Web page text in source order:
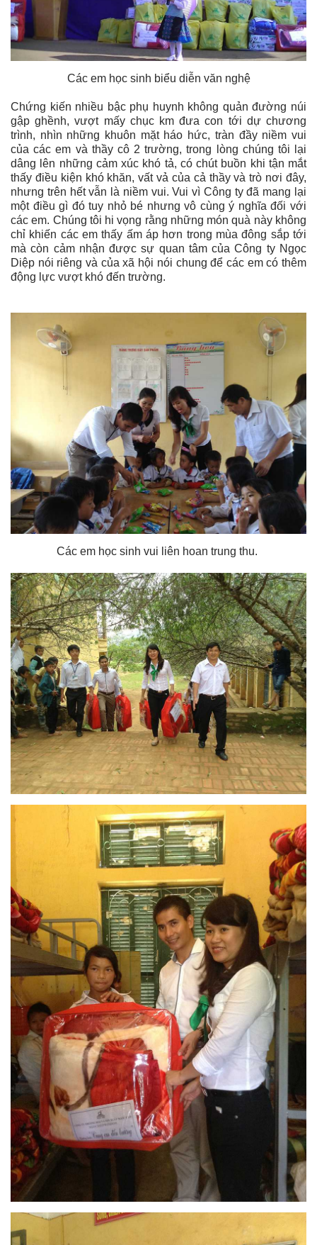
Các em học sinh biểu diễn văn nghệ
Chứng kiến nhiều bậc phụ huynh không quản đường núi
gập ghềnh, vượt mấy chục km đưa con tới dự chương
trình, nhìn những khuôn mặt háo hức, tràn đầy niềm vui
của các em và thầy cô 2 trường, trong lòng chúng tôi lại
dâng lên những cảm xúc khó tả, có chút buồn khi tận mắt
thấy điều kiện khó khăn, vất vả của cả thầy và trò nơi đây,
nhưng trên hết vẫn là niềm vui. Vui vì Công ty đã mang lại
một điều gì đó tuy nhỏ bé nhưng vô cùng ý nghĩa đối với
các em. Chúng tôi hi vọng rằng những món quà này không
chỉ khiến các em thấy ấm áp hơn trong mùa đông sắp tới
mà còn cảm nhận được sự quan tâm của Công ty Ngọc
Diệp nói riêng và của xã hội nói chung để các em có thêm
động lực vượt khó đến trường.
Các em học sinh vui liên hoan trung thu.